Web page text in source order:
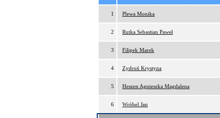
1 Plewa Monika
2 Rutka Sebastian Paweł
3 Filipek Marek
4 Zydroń Krystyna
5 Heszen Agnieszka Magdalena
6 Wróbel Jan